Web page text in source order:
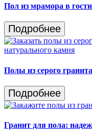
Пол из мрамора в
Подробнее
Полы из серого гранита
Подробнее
Гранит для пола: